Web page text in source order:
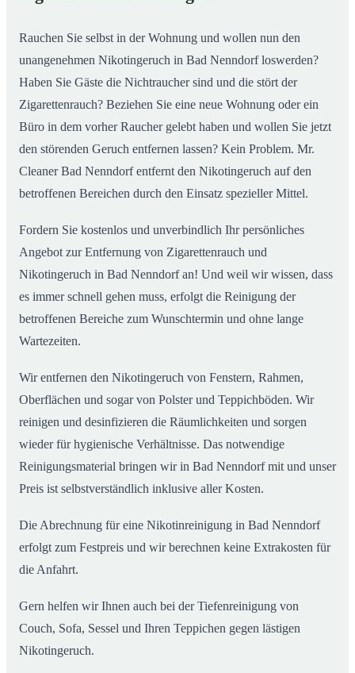
Rauchen Sie selbst in der Wohnung und wollen nun den
unangenehmen Nikotingeruch in Bad Nenndorf loswerden?
Haben Sie Gäste die Nichtraucher sind und die stört der
Zigarettenrauch? Beziehen Sie eine neue Wohnung oder ein
Büro in dem vorher Raucher gelebt haben und wollen Sie jetzt
den störenden Geruch entfernen lassen? Kein Problem. Mr.
Cleaner Bad Nenndorf entfernt den Nikotingeruch auf den
betroffenen Bereichen durch den Einsatz spezieller Mittel.
Fordern Sie kostenlos und unverbindlich Ihr persönliches
Angebot zur Entfernung von Zigarettenrauch und
Nikotingeruch in Bad Nenndorf an! Und weil wir wissen, dass
es immer schnell gehen muss, erfolgt die Reinigung der
betroffenen Bereiche zum Wunschtermin und ohne lange
Wartezeiten.
Wir entfernen den Nikotingeruch von Fenstern, Rahmen,
Oberflächen und sogar von Polster und Teppichböden. Wir
reinigen und desinfizieren die Räumlichkeiten und sorgen
wieder für hygienische Verhältnisse. Das notwendige
Reinigungsmaterial bringen wir in Bad Nenndorf mit und unser
Preis ist selbstverständlich inklusive aller Kosten.
Die Abrechnung für eine Nikotinreinigung in Bad Nenndorf
erfolgt zum Festpreis und wir berechnen keine Extrakosten für
die Anfahrt.
Gern helfen wir Ihnen auch bei der Tiefenreinigung von
Couch, Sofa, Sessel und Ihren Teppichen gegen lästigen
Nikotingeruch.